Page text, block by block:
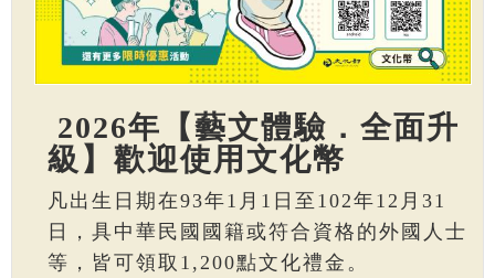
2026年【藝文體驗．全面升
級】歡迎使用文化幣
凡出生日期在93年1月1日至102年12月31
日，具中華民國國籍或符合資格的外國人士
等，皆可領取1,200點文化禮金。